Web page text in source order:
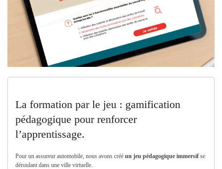
La formation par le jeu : gamification
pédagogique pour renforcer
l’apprentissage.
Pour un assureur automobile, nous avons créé un jeu pédagogique immersif se
déroulant dans une ville virtuelle.